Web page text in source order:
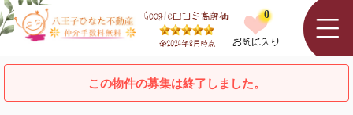
0
この物件の募集は終了しました。